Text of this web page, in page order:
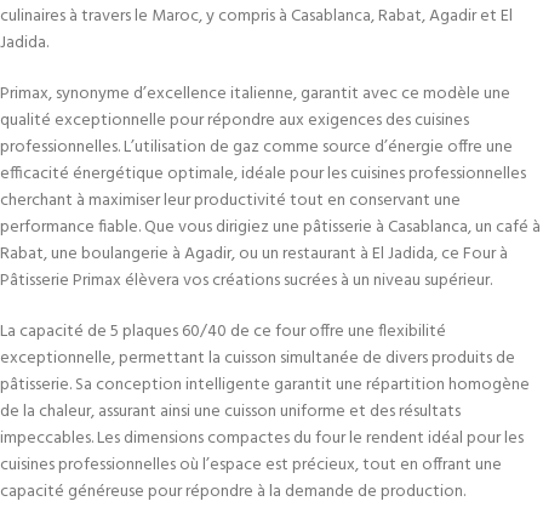
culinaires à travers le Maroc, y compris à Casablanca, Rabat, Agadir et El
Jadida.
Primax, synonyme d’excellence italienne, garantit avec ce modèle une
qualité exceptionnelle pour répondre aux exigences des cuisines
professionnelles. L’utilisation de gaz comme source d’énergie offre une
efficacité énergétique optimale, idéale pour les cuisines professionnelles
cherchant à maximiser leur productivité tout en conservant une
performance fiable. Que vous dirigiez une pâtisserie à Casablanca, un café à
Rabat, une boulangerie à Agadir, ou un restaurant à El Jadida, ce Four à
Pâtisserie Primax élèvera vos créations sucrées à un niveau supérieur.
La capacité de 5 plaques 60/40 de ce four offre une flexibilité
exceptionnelle, permettant la cuisson simultanée de divers produits de
pâtisserie. Sa conception intelligente garantit une répartition homogène
de la chaleur, assurant ainsi une cuisson uniforme et des résultats
impeccables. Les dimensions compactes du four le rendent idéal pour les
cuisines professionnelles où l’espace est précieux, tout en offrant une
capacité généreuse pour répondre à la demande de production.